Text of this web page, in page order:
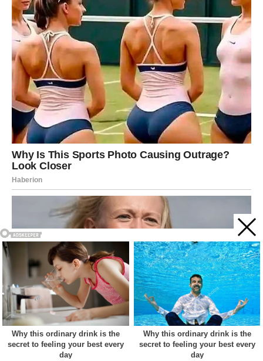
Acest site web folosește cookie-uri pentru a vă îmbunătăți
experiența. Vom presupune că sunteți de acord cu asta dacă
vă continuați navigarea.
Cookie settings ACCEPT